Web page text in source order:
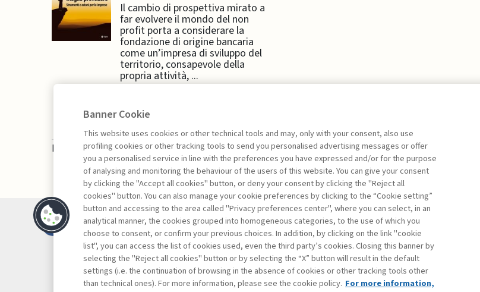
Il cambio di prospettiva mirato a
far evolvere il mondo del non
profit porta a considerare la
fondazione di origine bancaria
come un’impresa di sviluppo del
territorio, consapevole della
propria attività, ...
La consultazione dei libri è riservata esclusivamente agli abbonati Premium
Contatti
Abbonamenti
Archivio rubriche
Privacy
Cookie policy
FacebookTwitterLinkedin
Banner Cookie
This website uses cookies or other technical tools and may, only with your consent, also use
profiling cookies or other tracking tools to send you personalised advertising messages or offer
you a personalised service in line with the preferences you have expressed and/or for the purpose
of analysing and monitoring the behaviour of the users of this website. You can give your consent
by clicking the "Accept all cookies" button, or deny your consent by clicking the "Reject all
cookies" button. You can also manage your cookie preferences by clicking to the “Cookie setting”
button and accessing to the area called "Privacy preferences center", where you can select, in an
analytical manner, the cookies grouped into homogeneous categories, to the use of which you
choose to consent, or confirm your previous choices. In addition, by clicking on the link "cookie
list", you can access the list of cookies used, even the third party’s cookies. Closing this banner by
selecting the "Reject all cookies" button or by selecting the “X” button will result in the default
settings (i.e. the continuation of browsing in the absence of cookies or other tracking tools other
than technical ones). For more information, please see the cookie policy. For more information,